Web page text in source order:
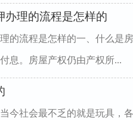
办理的流程是怎样的
的流程是怎样的一、什么是
息。房屋产权仍由产权所...
今社会最不乏的就是玩具，